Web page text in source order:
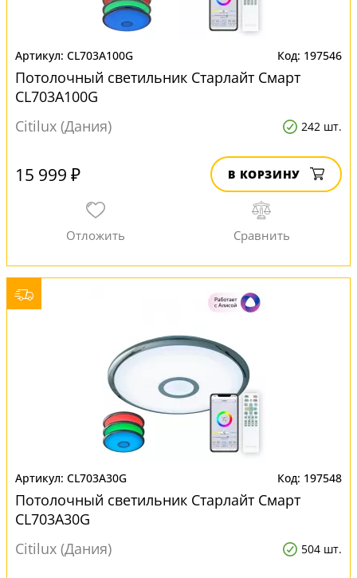
CL703A100G 197546
Потолочный светильник Старлайт Смарт
CL703A100G
Citilux (Дания)
242 шт.
15 999 ₽ В КОРЗИНУ
CL703A30G 197548
Потолочный светильник Старлайт Смарт
CL703A30G
Citilux (Дания)
504 шт.